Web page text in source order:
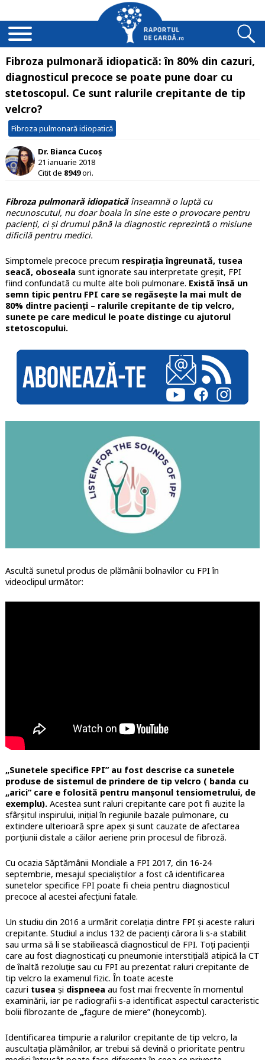
Fibroza pulmonară idiopatică: în 80% din cazuri,
diagnosticul precoce se poate pune doar cu
stetoscopul. Ce sunt ralurile crepitante de tip
velcro?
Fibroza pulmonară idiopatică
Dr. Bianca Cucoș
21 ianuarie 2018
Citit de 8949ori.
Fibroza pulmonară idiopaticăînseamnă o luptă cu
necunoscutul, nu doar boala în sine este o provocare pentru
pacienți, ci și drumul până la diagnostic reprezintă o misiune
dificilă pentru medici.
Simptomele precoce precum respirația îngreunată, tusea
seacă, oboseala sunt ignorate sau interpretate greșit, FPI
fiind confundată cu multe alte boli pulmonare. Există însă un
semn tipic pentru FPI care se regăsește la mai mult de
80% dintre pacienți – ralurile crepitante de tip velcro,
sunete pe care medicul le poate distinge cu ajutorul
stetoscopului.
Ascultă sunetul produs de plămânii bolnavilor cu FPI în
videoclipul următor:
„Sunetele specifice FPI” au fost descrise ca sunetele
produse de sistemul de prindere de tip velcro ( banda cu
„arici” care e folosită pentru manșonul tensiometrului, de
exemplu).Acestea sunt raluri crepitante care pot fi auzite la
sfârșitul inspirului, inițial în regiunile bazale pulmonare, cu
extindere ulterioară spre apex și sunt cauzate de afectarea
porțiunii distale a căilor aeriene prin procesul de fibroză.
Cu ocazia Săptămânii Mondiale a FPI 2017, din 16-24
septembrie, mesajul specialiștilor a fost că identificarea
sunetelor specifice FPI poate fi cheia pentru diagnosticul
precoce al acestei afecțiuni fatale.
Un studiu din 2016 a urmărit corelația dintre FPI și aceste raluri
crepitante. Studiul a inclus 132 de pacienți cărora li s-a stabilit
sau urma să li se stabiliească diagnosticul de FPI. Toți pacienții
care au fost diagnosticați cu pneumonie interstițială atipică la CT
de înaltă rezoluție sau cu FPI au prezentat raluri crepitante de
tip velcro la examenul fizic. În toate aceste
cazuri tusea și dispneea au fost mai frecvente în momentul
examinării, iar pe radiografii s-a identificat aspectul caracteristic
bolii fibrozante de „fagure de miere” (honeycomb).
Identificarea timpurie a ralurilor crepitante de tip velcro, la
auscultația plămânilor, ar trebui să devină o prioritate pentru